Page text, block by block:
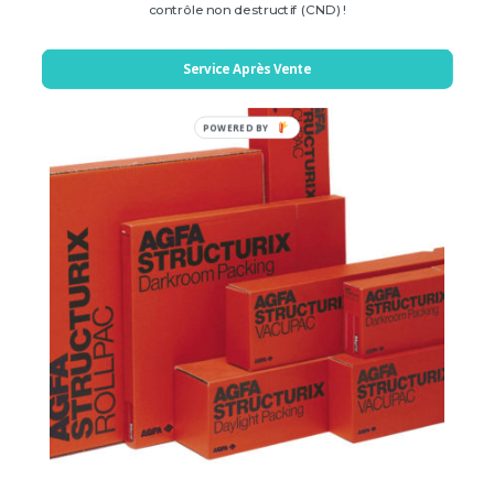
Prix sur demandecontrôle non destructif (CND) !
Service Après Vente
POWERED
BY